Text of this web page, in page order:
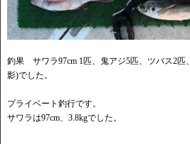
釣果 サワラ97cm 1匹、鬼アジ5匹、ツバス2匹
影)でした。
プライベート釣行です。
サワラは97cm、3.8kgでした。